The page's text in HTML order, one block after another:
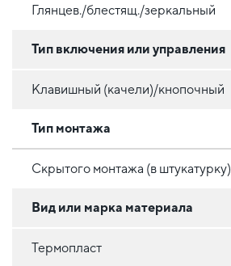
Глянцев./блестящ./зеркальный
Тип включения или управления
Клавишный (качели)/кнопочный
Тип монтажа
Скрытого монтажа (в штукатурку)
Вид или марка материала
Термопласт